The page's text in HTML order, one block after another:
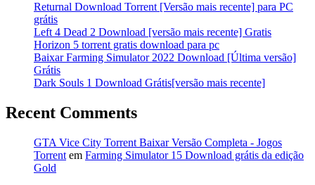
Returnal Download Torrent [Versão mais recente] para PC
grátis
Left 4 Dead 2 Download [versão mais recente] Gratis
Horizon 5 torrent gratis download para pc
Baixar Farming Simulator 2022 Download [Última versão]
Grátis
Dark Souls 1 Download Grátis[versão mais recente]
Recent Comments
GTA Vice City Torrent Baixar Versão Completa - Jogos
Torrent em Farming Simulator 15 Download grátis da edição
Gold